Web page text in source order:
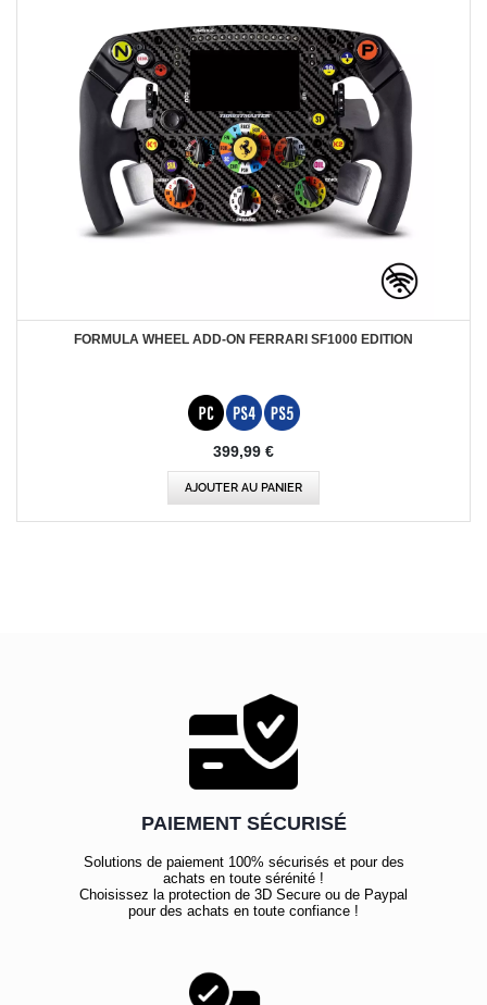
FORMULA WHEEL ADD-ON FERRARI SF1000 EDITION
399,99 €
AJOUTER AU PANIER
PAIEMENT SÉCURISÉ
Solutions de paiement 100% sécurisés et pour des
achats en toute sérénité !
Choisissez la protection de 3D Secure ou de Paypal
pour des achats en toute confiance !